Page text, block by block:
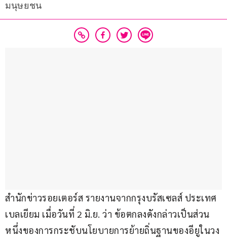
มนุษยชน
สำนักข่าวรอยเตอร์ส รายงานจากกรุงบรัสเซลส์ ประเทศ
เบลเยียม เมื่อวันที่ 2 มิ.ย. ว่า ข้อตกลงดังกล่าวเป็นส่วน
หนึ่งของการกระชับนโยบายการย้ายถิ่นฐานของอียูในวง